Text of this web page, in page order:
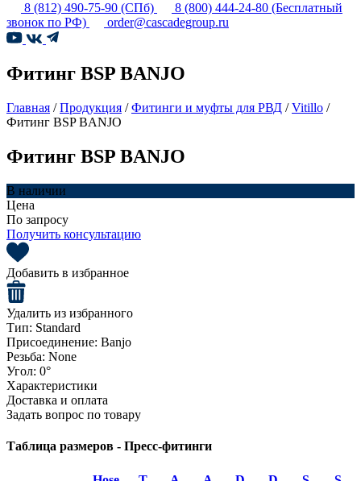
8 (812) 490-75-90 (СПб) 8 (800) 444-24-80 (Бесплатный
звонок по РФ)
order@cascadegroup.ru
Фитинг BSP BANJO
Главная /Продукция /Фитинги и муфты для РВД /Vitillo /
Фитинг BSP BANJO
Фитинг BSP BANJO
В наличии
Цена
По запросу
Получить консультацию
Добавить в избранное
Удалить из избранного
Тип: Standard
Присоединение: Banjo
Резьба: None
Угол: 0°
Характеристики
Доставка и оплата
Задать вопрос по товару
Таблица размеров - Пресс-фитинги